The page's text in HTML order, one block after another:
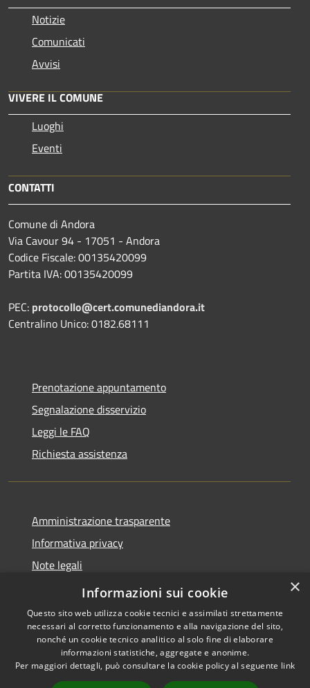
Notizie
Comunicati
Avvisi
VIVERE IL COMUNE
Luoghi
Eventi
CONTATTI
Comune di Andora
Via Cavour 94 - 17051 - Andora
Codice Fiscale: 00135420099
Partita IVA: 00135420099
PEC: protocollo@cert.comunediandora.it
Centralino Unico: 0182.68111
Prenotazione appuntamento
Segnalazione disservizio
Leggi le FAQ
Richiesta assistenza
Amministrazione trasparente
Informativa privacy
Note legali
Dichiarazione di accessibilità
Accessibilità
Copyright © 2026 • Comune di
Andora • Powered by
×
Informazioni sui cookie
Questo sito web utilizza cookie tecnici e assimilati strettamente
necessari al corretto funzionamento e alla navigazione del sito,
nonché un cookie tecnico analitico al solo fine di elaborare
informazioni statistiche, aggregate e anonime.
Per maggiori dettagli, può consultare la cookie policy al seguente link